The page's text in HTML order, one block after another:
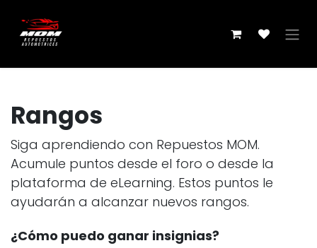
Rangos
Siga aprendiendo con Repuestos MOM.
Acumule puntos desde el foro o desde la
plataforma de eLearning. Estos puntos le
ayudarán a alcanzar nuevos rangos.
¿Cómo puedo ganar insignias?